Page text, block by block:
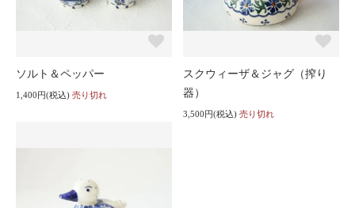
ソルト＆ペッパー
1,400円(税込) 売り切れ
スクウィーザ＆ジャグ（搾り
器）
3,500円(税込) 売り切れ